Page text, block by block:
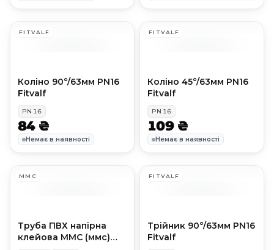
FITVALF
Коліно 90°/63мм PN16
Fitvalf
PN 16
84 ₴
Немає в наявності
FITVALF
Коліно 45°/63мм PN16
Fitvalf
PN 16
109 ₴
Немає в наявності
MMC
Труба ПВХ напірна
клейова MMC (ммс)
FITVALF
Трійник 90°/63мм PN16
Fitvalf